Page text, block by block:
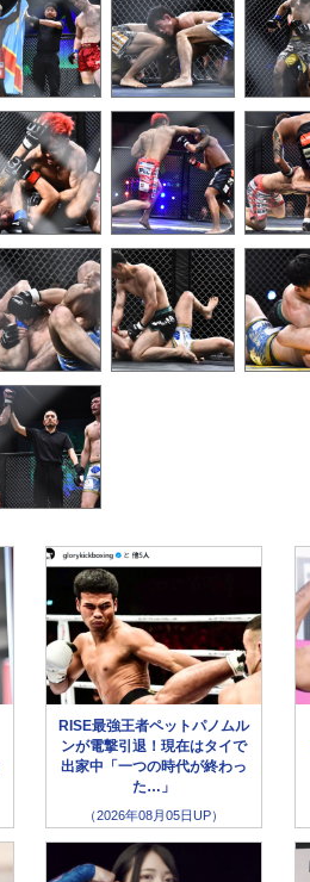
RISE最強王者ペットパノムル
ンが電撃引退！現在はタイで
出家中「一つの時代が終わっ
た…」
（2026年08月05日UP）